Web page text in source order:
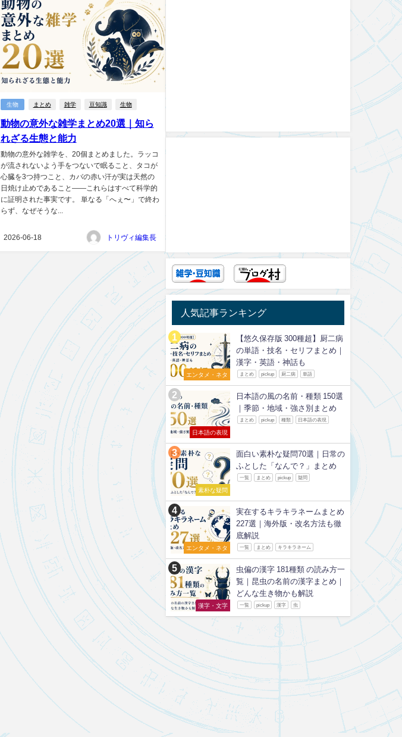
生物 まとめ 雑学 豆知識 生物
動物の意外な雑学まとめ20選｜知ら
れざる生態と能力
動物の意外な雑学を、20個まとめました。ラッコ
が流されないよう手をつないで眠ること、タコが
心臓を3つ持つこと、カバの赤い汗が実は天然の
日焼け止めであること——これらはすべて科学的
に証明された事実です。 単なる「へぇ〜」で終わ
らず、なぜそうな...
2026-06-18 トリヴィ編集長
人気記事ランキング
エンタメ・ネタ
【悠久保存版 300種超】厨二病
の単語・技名・セリフまとめ｜
漢字・英語・神話も
まとめ pickup 厨二病 単語
日本語の表現
日本語の風の名前・種類 150選
｜季節・地域・強さ別まとめ
まとめ pickup 種類 日本語の表現
素朴な疑問
面白い素朴な疑問70選｜日常の
ふとした「なんで？」まとめ
一覧 まとめ pickup 疑問
エンタメ・ネタ
実在するキラキラネームまとめ
227選｜海外版・改名方法も徹
底解説
一覧 まとめ キラキラネーム
漢字・文字
虫偏の漢字 181種類 の読み方一
覧｜昆虫の名前の漢字まとめ｜
どんな生き物かも解説
一覧 pickup 漢字 虫